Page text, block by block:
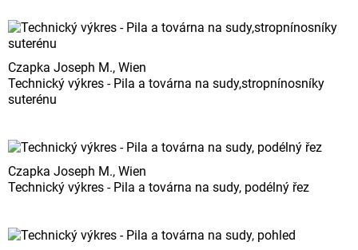
Czapka Joseph M., Wien
Technický výkres - Pila a továrna na sudy,stropnínosníky
suterénu
Czapka Joseph M., Wien
Technický výkres - Pila a továrna na sudy, podélný řez